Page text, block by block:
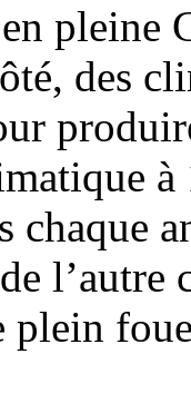
pleine
des
à
chaque